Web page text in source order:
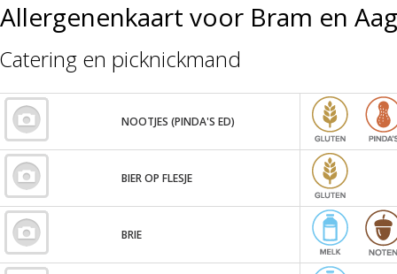
Allergenenkaart voor Bram en
Catering en picknickmand
NOOTJES (PINDA'S ED)
BIER OP FLESJE
BRIE